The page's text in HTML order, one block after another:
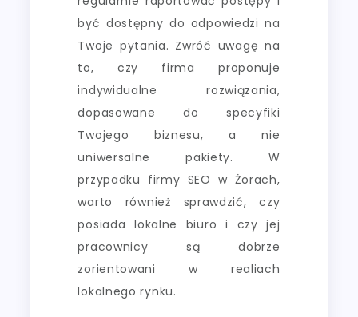
być dostępny do odpowiedzi na
Twoje pytania. Zwróć uwagę na
to, czy firma proponuje
indywidualne rozwiązania,
dopasowane do specyfiki
Twojego biznesu, a nie
uniwersalne pakiety. W
przypadku firmy SEO w Żorach,
warto również sprawdzić, czy
posiada lokalne biuro i czy jej
pracownicy są dobrze
zorientowani w realiach
lokalnego rynku.